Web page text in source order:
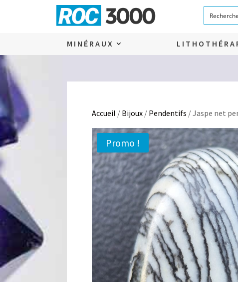
MINÉRAUX
Accueil / Bijoux / Pendentifs / Jaspe net
Promo !